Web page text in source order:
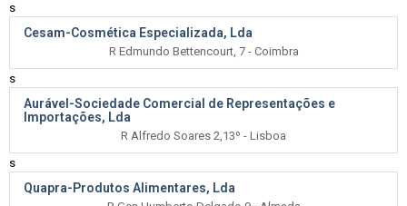
s
Cesam-Cosmética Especializada, Lda
R Edmundo Bettencourt, 7 - Coimbra
s
Aurável-Sociedade Comercial de Representações e
Importações, Lda
R Alfredo Soares 2,13º - Lisboa
s
Quapra-Produtos Alimentares, Lda